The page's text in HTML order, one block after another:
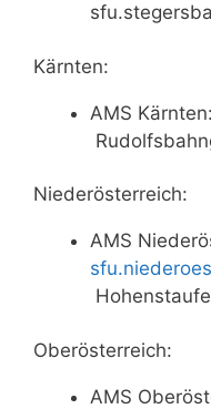
Kärnten:
AMS Kärnten:
Niederösterreich:
AMS
Oberösterreich:
AMS